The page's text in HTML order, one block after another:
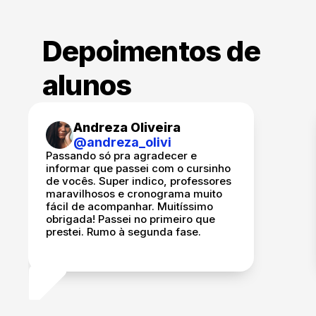
Depoimentos de
alunos
Andreza Oliveira
@andreza_olivi
Passando só pra agradecer e
informar que passei com o cursinho
de vocês. Super indico, professores
maravilhosos e cronograma muito
fácil de acompanhar. Muitíssimo
obrigada! Passei no primeiro que
prestei. Rumo à segunda fase.